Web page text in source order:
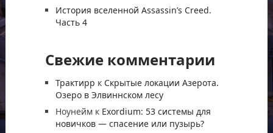
История вселенной Assassin’s Creed.
Часть 4
Свежие комментарии
Трактирр к Скрытые локации Азерота.
Озеро в Элвиннском лесу
Ноунеймк Exordium: 53 системы для
новичков — спасение или пузырь?